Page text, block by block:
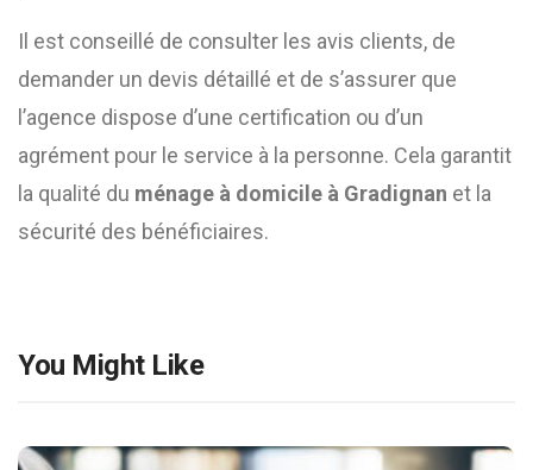
Il est conseillé de consulter les avis clients, de
demander un devis détaillé et de s’assurer que
l’agence dispose d’une certification ou d’un
agrément pour le service à la personne. Cela garantit
la qualité du ménage à domicile à Gradignan et la
sécurité des bénéficiaires.
You Might Like